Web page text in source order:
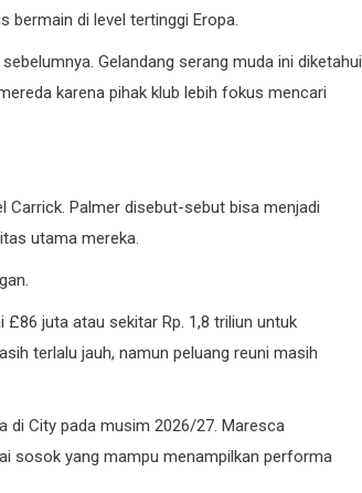
bermain di level tertinggi Eropa.
Gelandang serang muda ini diketahui
karena pihak klub lebih fokus mencari
Carrick. Palmer disebut-sebut bisa menjadi
utama mereka.
juta atau sekitar Rp. 1,8 triliun untuk
terlalu jauh, namun peluang reuni masih
di City pada musim 2026/27. Maresca
sosok yang mampu menampilkan performa